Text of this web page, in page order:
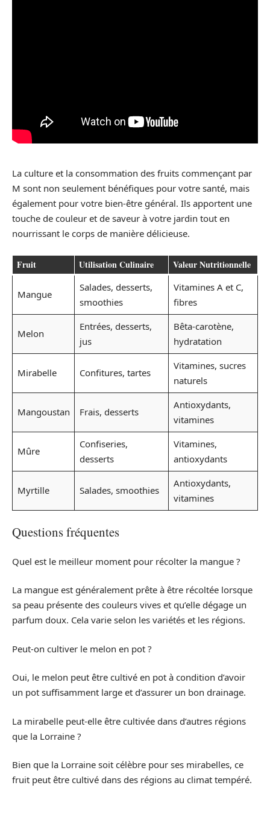
La culture et la consommation des fruits commençant par
M sont non seulement bénéfiques pour votre santé, mais
également pour votre bien-être général. Ils apportent une
touche de couleur et de saveur à votre jardin tout en
nourrissant le corps de manière délicieuse.
Fruit Utilisation Culinaire Valeur Nutritionnelle
Mangue
Salades, desserts,
smoothies
Vitamines A et C,
fibres
Melon
Entrées, desserts,
jus
Bêta-carotène,
hydratation
Mirabelle Confitures, tartes
Vitamines, sucres
naturels
Mangoustan Frais, desserts
Antioxydants,
vitamines
Mûre
Confiseries,
desserts
Vitamines,
antioxydants
Myrtille Salades, smoothies
Antioxydants,
vitamines
Questions fréquentes
Quel est le meilleur moment pour récolter la mangue ?
La mangue est généralement prête à être récoltée lorsque
sa peau présente des couleurs vives et qu’elle dégage un
parfum doux. Cela varie selon les variétés et les régions.
Peut-on cultiver le melon en pot ?
Oui, le melon peut être cultivé en pot à condition d’avoir
un pot suffisamment large et d’assurer un bon drainage.
La mirabelle peut-elle être cultivée dans d’autres régions
que la Lorraine ?
Bien que la Lorraine soit célèbre pour ses mirabelles, ce
fruit peut être cultivé dans des régions au climat tempéré.